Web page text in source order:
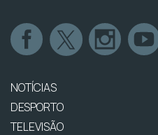
NOTÍCIAS
DESPORTO
TELEVISÃO